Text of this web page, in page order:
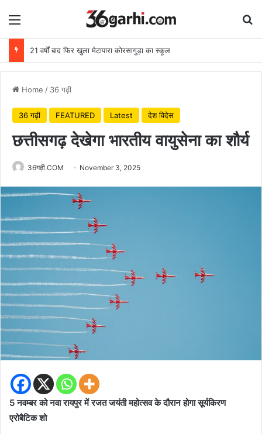
Menu
21 वर्षों बाद फिर खुला मेटापारा कोरसागुड़ा का स्कूल
Home / 36 गढ़ी
36 गढ़ी FEATURED Latest देश विदेस
छत्तीसगढ़ देखेगा भारतीय वायुसेना का शौर्य
36गढ़ी.COM November 3, 2025
5 नवम्बर को नवा रायपुर में रजत जयंती महोत्सव के दौरान होगा सूर्यकिरण
एरोबैटिक शो